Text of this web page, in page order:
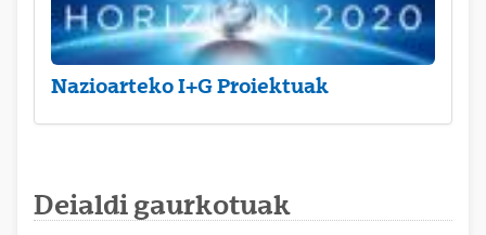
Nazioarteko I+G Proiektuak
Deialdi gaurkotuak